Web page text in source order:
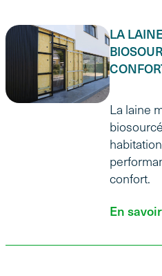
LA
La laine
confort.
En